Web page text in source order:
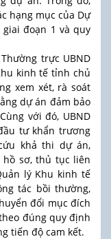
hạng mục của Dự
đoạn 1 và quy
trực UBND
kinh tế tỉnh chủ
xem xét, rà soát
dự án đảm bảo
với đó, UBND
tư khẩn trương
khả thi dự án,
sơ, thủ tục liên
lý Khu kinh tế
tác bồi thường,
đổi mục đích
đúng quy định
tiến độ cam kết.